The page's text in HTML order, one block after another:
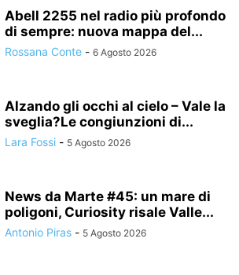
Abell 2255 nel radio più profondo
di sempre: nuova mappa del...
Rossana Conte - 6 Agosto 2026
Alzando gli occhi al cielo – Vale la
sveglia?Le congiunzioni di...
Lara Fossi - 5 Agosto 2026
News da Marte #45: un mare di
poligoni, Curiosity risale Valle...
Antonio Piras - 5 Agosto 2026